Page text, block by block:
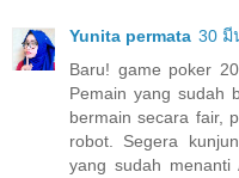
Yunita permata 30 มี
Baru! game poker
Pemain yang sudah
bermain secara fair,
robot. Segera
yang sudah menanti